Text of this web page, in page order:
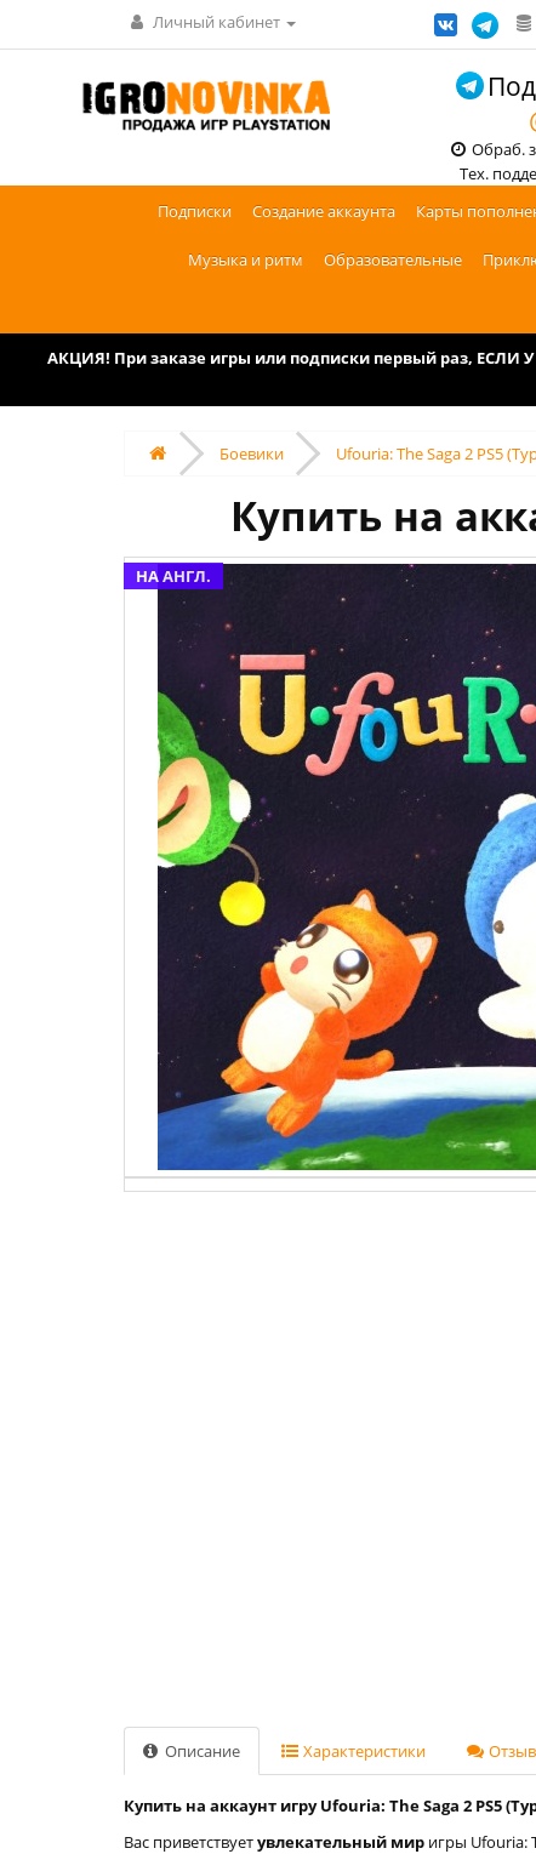
Личный кабинет
Обраб.
Тех.
Подписки Создание аккаунта Карты
Музыка и ритм Образовательные
АКЦИЯ! При заказе игры или подписки первый раз,
Боевики Ufouria: The Saga 2 PS5
Купить на
НА АНГЛ.
Описание Характеристики
Купить на аккаунт игру Ufouria: The Saga 2 PS5
Вас приветствуетувлекательный мир игры Ufouria: